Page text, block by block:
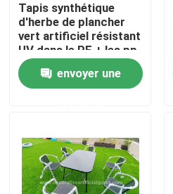
Nouvelles
Cas
Herbe artificielle décorative
Tapis synthétique
d'herbe de plancher
vert artificiel résistant
UV dans le PE + les pp
8800D 40mm de Rolls
envoyer une